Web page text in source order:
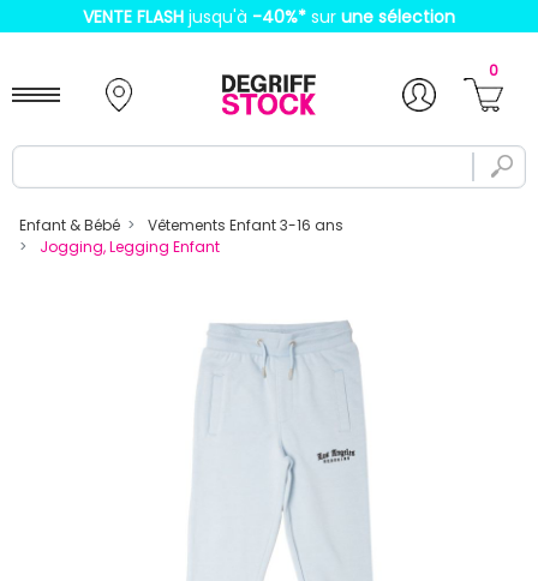
VENTE FLASH jusqu'à -40%* sur une sélection
0
Enfant & Bébé
Vêtements Enfant 3-16 ans
Jogging, Legging Enfant